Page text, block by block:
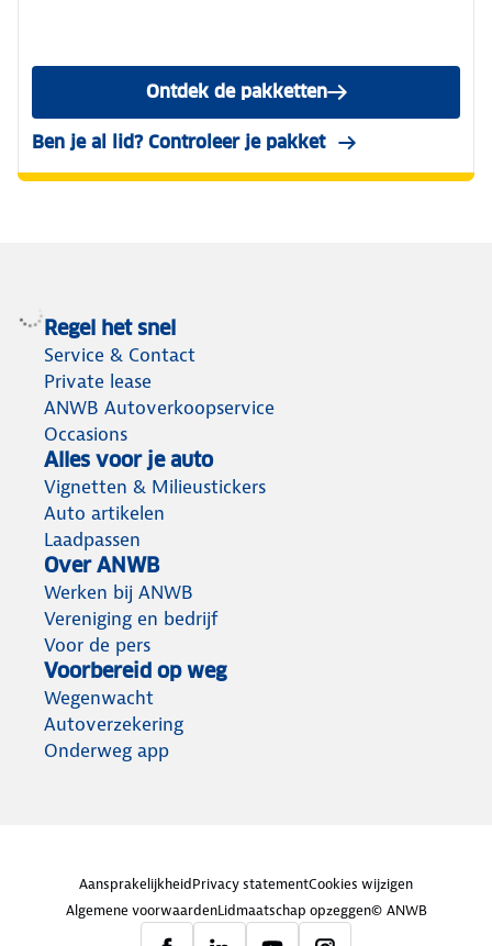
Ontdek de pakketten
van Wegenwacht
Ben je al lid? Controleer je pakketin Mijn ANWB
Regel het snel
Service & Contact
Private lease
ANWB Autoverkoopservice
Occasions
Alles voor je auto
Vignetten & Milieustickers
Auto artikelen
Laadpassen
Over ANWB
Werken bij ANWB
Vereniging en bedrijf
Voor de pers
Voorbereid op weg
Wegenwacht
Autoverzekering
Onderweg app
AansprakelijkheidPrivacy statementCookies wijzigen
Algemene voorwaardenLidmaatschap opzeggen© ANWB